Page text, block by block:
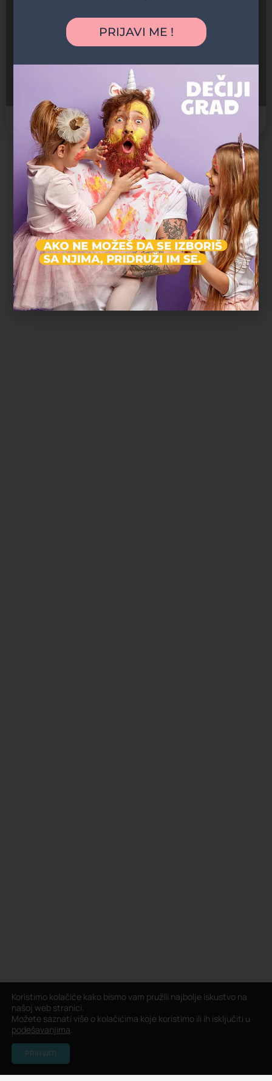
Opština Stari grad
Makedonska 44
Državna institucija
Koristimo kolačiće kako bismo vam pružili najbolje iskustvo na
našoj web stranici.
Možete saznati više o kolačićima koje koristimo ili ih isključiti u
podešavanjima.
PRIHVATI
PRIJAVI ME !